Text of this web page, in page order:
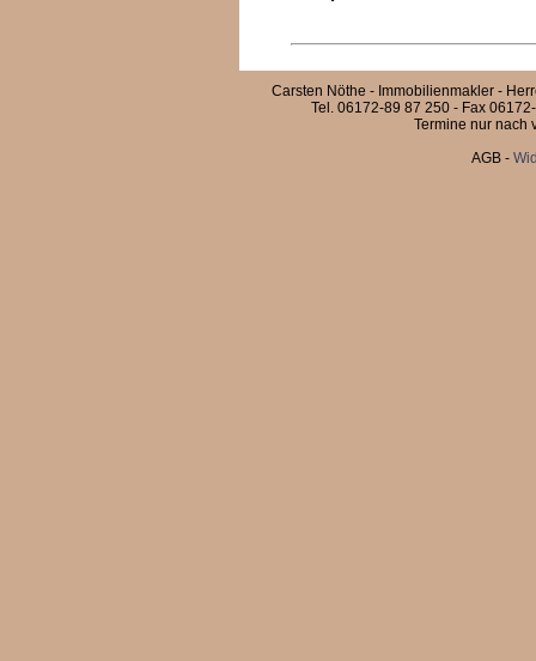
Carsten Nöthe - Immobilienmakler -
Tel. 06172-89 87 250 - Fax
Termine nur nach
AGB -